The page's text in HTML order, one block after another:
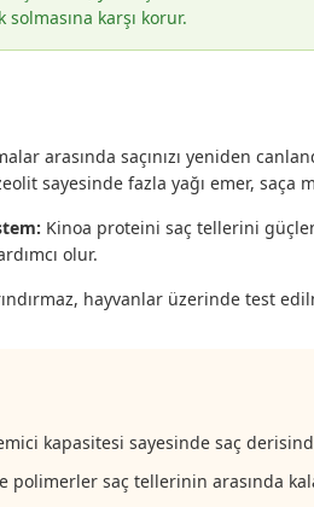
karşı korur.
arasında saçınızı yeniden
sayesinde fazla yağı emer, saça
Kinoa proteini saç tellerini
olur.
hayvanlar üzerinde test
kapasitesi sayesinde saç
polimerler saç tellerinin arasında